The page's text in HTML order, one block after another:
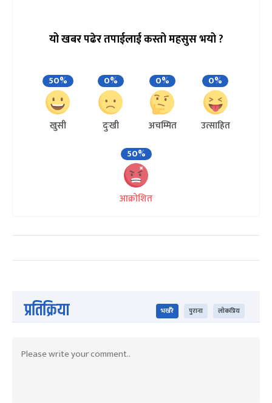
यो खबर पढेर तपाईलाई कस्तो महसुस भयो ?
50%
खुसी
0%
दुःखी
0%
अचम्मित
0%
उत्साहित
50%
आक्रोशित
प्रतिक्रिया भर्खरै पुराना लोकप्रिय